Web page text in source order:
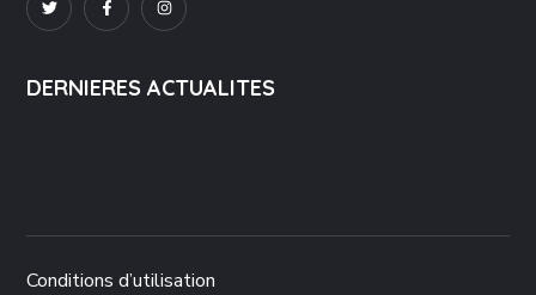
DERNIERES ACTUALITES
Conditions d’utilisation